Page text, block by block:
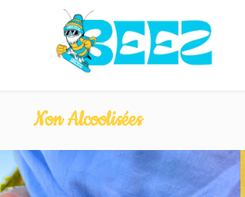
Non Alcoolisées